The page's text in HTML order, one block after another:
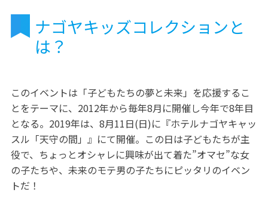
ナゴヤキッズコレクションと
は？
このイベントは「子どもたちの夢と未来」を応援するこ
とをテーマに、2012年から毎年8月に開催し今年で8年目
となる。2019年は、8月11日(日)に『ホテルナゴヤキャッ
スル「天守の間」』にて開催。この日は子どもたちが主
役で、ちょっとオシャレに興味が出て着た”オマセ”な女
の子たちや、未来のモテ男の子たちにピッタリのイベン
トだ！